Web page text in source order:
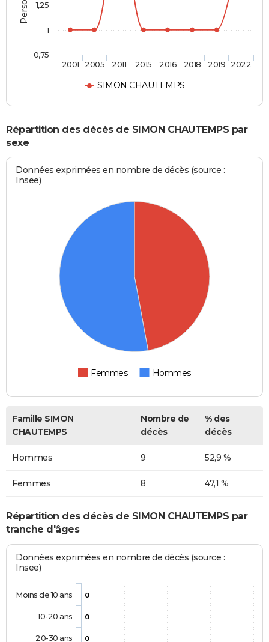
SIMON CHAUTEMPS
2001 2005 2011 2015 2016 2018 2019 2022
0,75
1
1,25
Répartition des décès de SIMON CHAUTEMPS par
sexe
Données exprimées en nombre de décès (source :
Insee)
Femmes Hommes
Famille SIMON
CHAUTEMPS
Nombre de
décès
% des
décès
Hommes 9 52,9 %
Femmes 8 47,1 %
Répartition des décès de SIMON CHAUTEMPS par
tranche d'âges
Données exprimées en nombre de décès (source :
Insee)
0
0
0
Moins de 10 ans
10-20 ans
20-30 ans